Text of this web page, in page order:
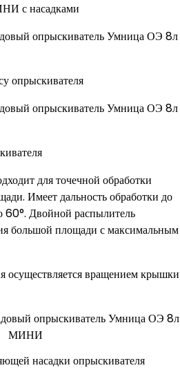
с насадками
опрыскивателя
для точечной обработки
Имеет дальность обработки до
60°. Двойной распылитель
большой площади с максимальным
осуществляется вращением крышки
насадки опрыскивателя